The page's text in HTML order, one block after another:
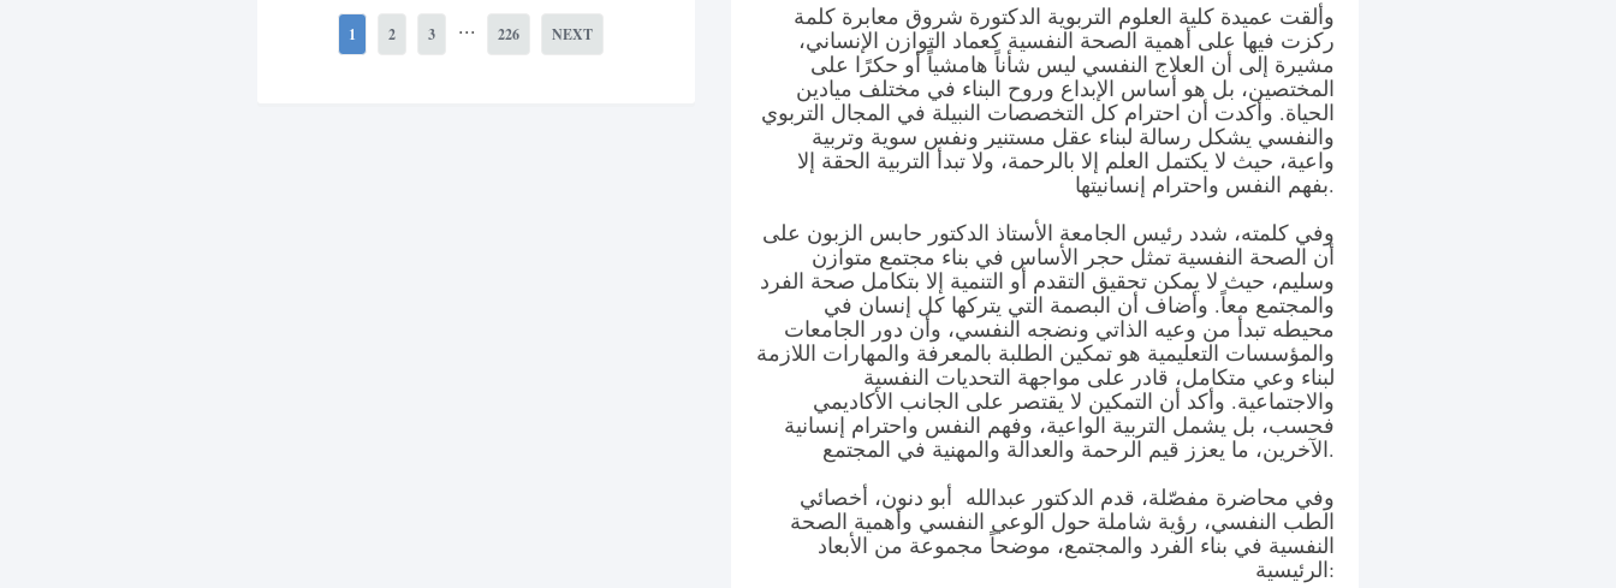
1 2 3 ... 226 NEXT
وألقت عميدة كلية العلوم التربوية الدكتورة شروق معابرة كلمة
ركزت فيها على أهمية الصحة النفسية كعماد التوازن الإنساني،
مشيرة إلى أن العلاج النفسي ليس شأناً هامشياً أو حكرًا على
المختصين، بل هو أساس الإبداع وروح البناء في مختلف ميادين
الحياة. وأكدت أن احترام كل التخصصات النبيلة في المجال التربوي
والنفسي يشكل رسالة لبناء عقل مستنير ونفس سوية وتربية
واعية، حيث لا يكتمل العلم إلا بالرحمة، ولا تبدأ التربية الحقة إلا
بفهم النفس واحترام إنسانيتها.
وفي كلمته، شدد رئيس الجامعة الأستاذ الدكتور حابس الزبون على
أن الصحة النفسية تمثل حجر الأساس في بناء مجتمع متوازن
وسليم، حيث لا يمكن تحقيق التقدم أو التنمية إلا بتكامل صحة الفرد
والمجتمع معاً. وأضاف أن البصمة التي يتركها كل إنسان في
محيطه تبدأ من وعيه الذاتي ونضجه النفسي، وأن دور الجامعات
والمؤسسات التعليمية هو تمكين الطلبة بالمعرفة والمهارات اللازمة
لبناء وعي متكامل، قادر على مواجهة التحديات النفسية
والاجتماعية. وأكد أن التمكين لا يقتصر على الجانب الأكاديمي
فحسب، بل يشمل التربية الواعية، وفهم النفس واحترام إنسانية
الآخرين، ما يعزز قيم الرحمة والعدالة والمهنية في المجتمع.
وفي محاضرة مفصّلة، قدم الدكتور عبدالله أبو دنون، أخصائي
الطب النفسي، رؤية شاملة حول الوعي النفسي وأهمية الصحة
النفسية في بناء الفرد والمجتمع، موضحاً مجموعة من الأبعاد
الرئيسية: